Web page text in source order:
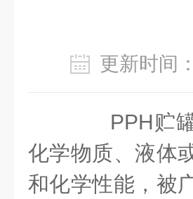
更新时
PPH贮罐
化学物质、液体
和化学性能，被